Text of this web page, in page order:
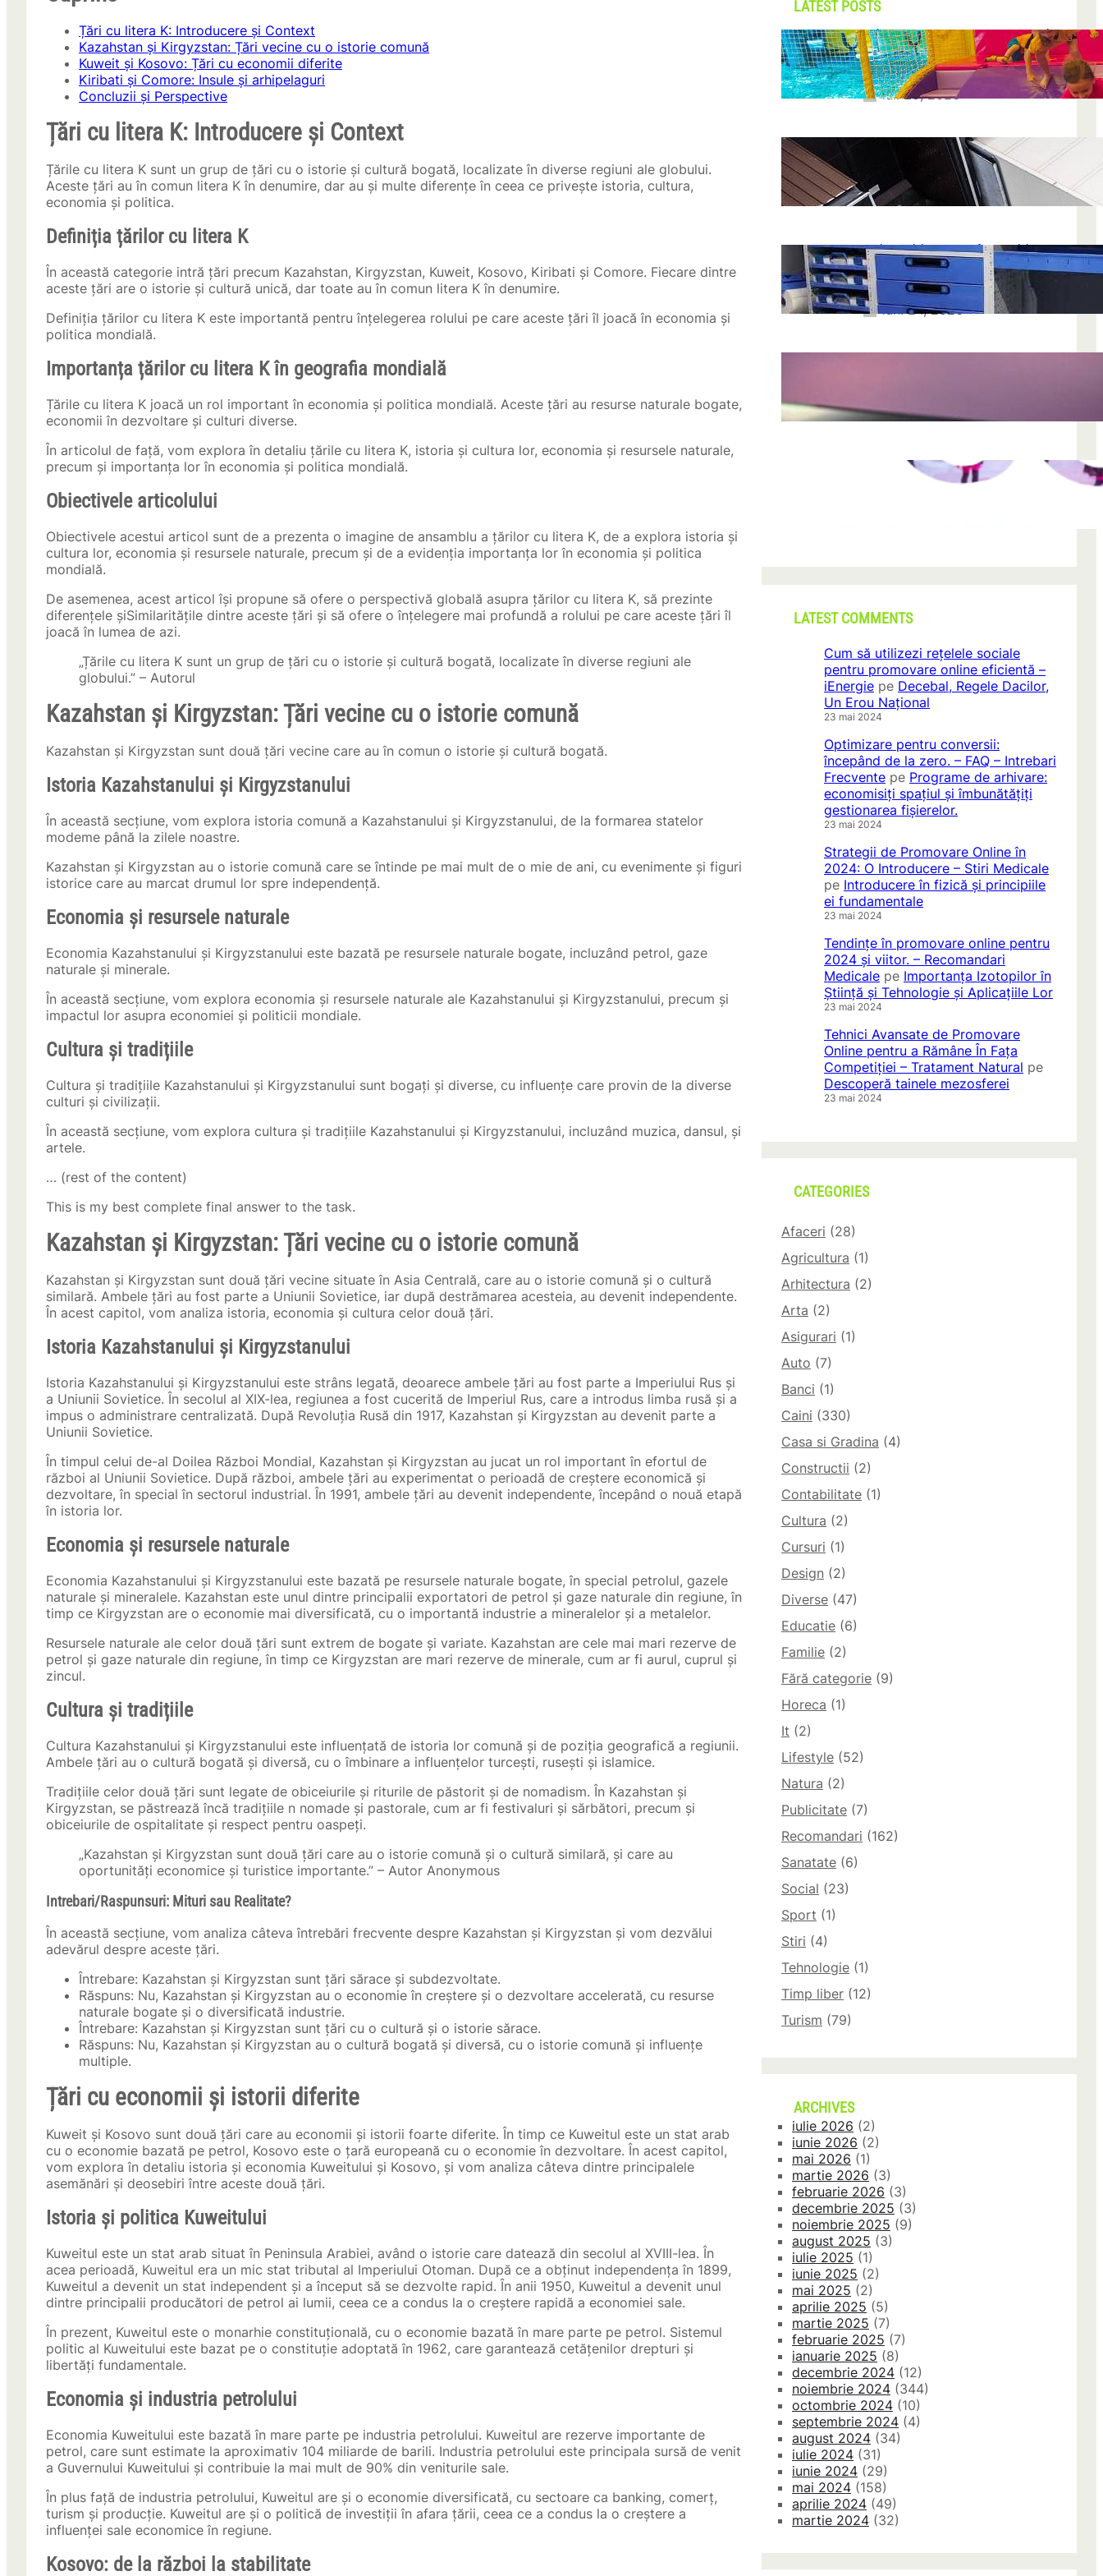
Țări cu litera K: Introducere și Context
Kazahstan și Kirgyzstan: Țări vecine cu o istorie comună
Kuweit și Kosovo: Țări cu economii diferite
Kiribati și Comore: Insule și arhipelaguri
Concluzii și Perspective
Țări cu litera K: Introducere și Context
Țările cu litera K sunt un grup de țări cu o istorie și cultură bogată, localizate în diverse regiuni ale globului.
Aceste țări au în comun litera K în denumire, dar au și multe diferențe în ceea ce privește istoria, cultura,
economia și politica.
Definiția țărilor cu litera K
În această categorie intră țări precum Kazahstan, Kirgyzstan, Kuweit, Kosovo, Kiribati și Comore. Fiecare dintre
aceste țări are o istorie și cultură unică, dar toate au în comun litera K în denumire.
Definiția țărilor cu litera K este importantă pentru înțelegerea rolului pe care aceste țări îl joacă în economia și
politica mondială.
Importanța țărilor cu litera K în geografia mondială
Țările cu litera K joacă un rol important în economia și politica mondială. Aceste țări au resurse naturale bogate,
economii în dezvoltare și culturi diverse.
În articolul de față, vom explora în detaliu țările cu litera K, istoria și cultura lor, economia și resursele naturale,
precum și importanța lor în economia și politica mondială.
Obiectivele articolului
Obiectivele acestui articol sunt de a prezenta o imagine de ansamblu a țărilor cu litera K, de a explora istoria și
cultura lor, economia și resursele naturale, precum și de a evidenția importanța lor în economia și politica
mondială.
De asemenea, acest articol își propune să ofere o perspectivă globală asupra țărilor cu litera K, să prezinte
diferențele șiSimilaritățile dintre aceste țări și să ofere o înțelegere mai profundă a rolului pe care aceste țări îl
joacă în lumea de azi.
„Țările cu litera K sunt un grup de țări cu o istorie și cultură bogată, localizate în diverse regiuni ale
globului.” – Autorul
Kazahstan și Kirgyzstan: Țări vecine cu o istorie comună
Kazahstan și Kirgyzstan sunt două țări vecine care au în comun o istorie și cultură bogată.
Istoria Kazahstanului și Kirgyzstanului
În această secțiune, vom explora istoria comună a Kazahstanului și Kirgyzstanului, de la formarea statelor
modeme până la zilele noastre.
Kazahstan și Kirgyzstan au o istorie comună care se întinde pe mai mult de o mie de ani, cu evenimente și figuri
istorice care au marcat drumul lor spre independență.
Economia și resursele naturale
Economia Kazahstanului și Kirgyzstanului este bazată pe resursele naturale bogate, incluzând petrol, gaze
naturale și minerale.
În această secțiune, vom explora economia și resursele naturale ale Kazahstanului și Kirgyzstanului, precum și
impactul lor asupra economiei și politicii mondiale.
Cultura și tradițiile
Cultura și tradițiile Kazahstanului și Kirgyzstanului sunt bogați și diverse, cu influențe care provin de la diverse
culturi și civilizații.
În această secțiune, vom explora cultura și tradițiile Kazahstanului și Kirgyzstanului, incluzând muzica, dansul, și
artele.
… (rest of the content)
This is my best complete final answer to the task.
Kazahstan și Kirgyzstan: Țări vecine cu o istorie comună
Kazahstan și Kirgyzstan sunt două țări vecine situate în Asia Centrală, care au o istorie comună și o cultură
similară. Ambele țări au fost parte a Uniunii Sovietice, iar după destrămarea acesteia, au devenit independente.
În acest capitol, vom analiza istoria, economia și cultura celor două țări.
Istoria Kazahstanului și Kirgyzstanului
Istoria Kazahstanului și Kirgyzstanului este strâns legată, deoarece ambele țări au fost parte a Imperiului Rus și
a Uniunii Sovietice. În secolul al XIX-lea, regiunea a fost cucerită de Imperiul Rus, care a introdus limba rusă și a
impus o administrare centralizată. După Revoluția Rusă din 1917, Kazahstan și Kirgyzstan au devenit parte a
Uniunii Sovietice.
În timpul celui de-al Doilea Război Mondial, Kazahstan și Kirgyzstan au jucat un rol important în efortul de
război al Uniunii Sovietice. După război, ambele țări au experimentat o perioadă de creștere economică și
dezvoltare, în special în sectorul industrial. În 1991, ambele țări au devenit independente, începând o nouă etapă
în istoria lor.
Economia și resursele naturale
Economia Kazahstanului și Kirgyzstanului este bazată pe resursele naturale bogate, în special petrolul, gazele
naturale și mineralele. Kazahstan este unul dintre principalii exportatori de petrol și gaze naturale din regiune, în
timp ce Kirgyzstan are o economie mai diversificată, cu o importantă industrie a mineralelor și a metalelor.
Resursele naturale ale celor două țări sunt extrem de bogate și variate. Kazahstan are cele mai mari rezerve de
petrol și gaze naturale din regiune, în timp ce Kirgyzstan are mari rezerve de minerale, cum ar fi aurul, cuprul și
zincul.
Cultura și tradițiile
Cultura Kazahstanului și Kirgyzstanului este influențată de istoria lor comună și de poziția geografică a regiunii.
Ambele țări au o cultură bogată și diversă, cu o îmbinare a influențelor turcești, rusești și islamice.
Tradițiile celor două țări sunt legate de obiceiurile și riturile de păstorit și de nomadism. În Kazahstan și
Kirgyzstan, se păstrează încă tradițiile n nomade și pastorale, cum ar fi festivaluri și sărbători, precum și
obiceiurile de ospitalitate și respect pentru oaspeți.
„Kazahstan și Kirgyzstan sunt două țări care au o istorie comună și o cultură similară, și care au
oportunități economice și turistice importante.” – Autor Anonymous
Intrebari/Raspunsuri: Mituri sau Realitate?
În această secțiune, vom analiza câteva întrebări frecvente despre Kazahstan și Kirgyzstan și vom dezvălui
adevărul despre aceste țări.
Întrebare: Kazahstan și Kirgyzstan sunt țări sărace și subdezvoltate.
Răspuns: Nu, Kazahstan și Kirgyzstan au o economie în creștere și o dezvoltare accelerată, cu resurse
naturale bogate și o diversificată industrie.
Întrebare: Kazahstan și Kirgyzstan sunt țări cu o cultură și o istorie sărace.
Răspuns: Nu, Kazahstan și Kirgyzstan au o cultură bogată și diversă, cu o istorie comună și influențe
multiple.
Țări cu economii și istorii diferite
Kuweit și Kosovo sunt două țări care au economii și istorii foarte diferite. În timp ce Kuweitul este un stat arab
cu o economie bazată pe petrol, Kosovo este o țară europeană cu o economie în dezvoltare. În acest capitol,
vom explora în detaliu istoria și economia Kuweitului și Kosovo, și vom analiza câteva dintre principalele
asemănări și deosebiri între aceste două țări.
Istoria și politica Kuweitului
Kuweitul este un stat arab situat în Peninsula Arabiei, având o istorie care datează din secolul al XVIII-lea. În
acea perioadă, Kuweitul era un mic stat tributal al Imperiului Otoman. După ce a obținut independența în 1899,
Kuweitul a devenit un stat independent și a început să se dezvolte rapid. În anii 1950, Kuweitul a devenit unul
dintre principalii producători de petrol ai lumii, ceea ce a condus la o creștere rapidă a economiei sale.
În prezent, Kuweitul este o monarhie constituțională, cu o economie bazată în mare parte pe petrol. Sistemul
politic al Kuweitului este bazat pe o constituție adoptată în 1962, care garantează cetățenilor drepturi și
libertăți fundamentale.
Economia și industria petrolului
Economia Kuweitului este bazată în mare parte pe industria petrolului. Kuweitul are rezerve importante de
petrol, care sunt estimate la aproximativ 104 miliarde de barili. Industria petrolului este principala sursă de venit
a Guvernului Kuweitului și contribuie la mai mult de 90% din veniturile sale.
În plus față de industria petrolului, Kuweitul are și o economie diversificată, cu sectoare ca banking, comerț,
turism și producție. Kuweitul are și o politică de investiții în afara țării, ceea ce a condus la o creștere a
influenței sale economice în regiune.
Kosovo: de la război la stabilitate
LATEST POSTS
Soluții pentru părinții care vor să își vadă
copiii explorând în loc să stea pe
telefoane
iul. 25, 2026
Ce soluție de urmărire GPS este
recomandată pentru transport marfă
iul. 2, 2026
Atelier mobil: cum transformi o dubă
obișnuită într-un spațiu de lucru care
chiar funcționează
iun. 24, 2026
iun. 23, 2026
CONI FEST 2026 – o editie record prin
LATEST COMMENTS
Cum să utilizezi rețelele sociale
pentru promovare online eficientă –
iEnergie pe Decebal, Regele Dacilor,
Un Erou Național
23 mai 2024
Optimizare pentru conversii:
începând de la zero. – FAQ – Intrebari
Frecvente pe Programe de arhivare:
economisiți spațiul și îmbunătățiți
gestionarea fișierelor.
23 mai 2024
Strategii de Promovare Online în
2024: O Introducere – Stiri Medicale
pe Introducere în fizică și principiile
ei fundamentale
23 mai 2024
Tendințe în promovare online pentru
2024 și viitor. – Recomandari
Medicale pe Importanța Izotopilor în
Știință și Tehnologie și Aplicațiile Lor
23 mai 2024
Tehnici Avansate de Promovare
Online pentru a Rămâne În Fața
Competiției – Tratament Natural pe
Descoperă tainele mezosferei
23 mai 2024
CATEGORIES
Afaceri (28)
Agricultura (1)
Arhitectura (2)
Arta (2)
Asigurari (1)
Auto (7)
Banci (1)
Caini (330)
Casa si Gradina (4)
Constructii (2)
Contabilitate (1)
Cultura (2)
Cursuri (1)
Design (2)
Diverse (47)
Educatie (6)
Familie (2)
Fără categorie (9)
Horeca (1)
It (2)
Lifestyle (52)
Natura (2)
Publicitate (7)
Recomandari (162)
Sanatate (6)
Social (23)
Sport (1)
Stiri (4)
Tehnologie (1)
Timp liber (12)
Turism (79)
ARCHIVES
iulie 2026 (2)
iunie 2026 (2)
mai 2026 (1)
martie 2026 (3)
februarie 2026 (3)
decembrie 2025 (3)
noiembrie 2025 (9)
august 2025 (3)
iulie 2025 (1)
iunie 2025 (2)
mai 2025 (2)
aprilie 2025 (5)
martie 2025 (7)
februarie 2025 (7)
ianuarie 2025 (8)
decembrie 2024 (12)
noiembrie 2024 (344)
octombrie 2024 (10)
septembrie 2024 (4)
august 2024 (34)
iulie 2024 (31)
iunie 2024 (29)
mai 2024 (158)
aprilie 2024 (49)
martie 2024 (32)